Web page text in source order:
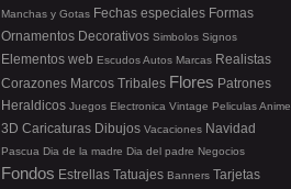
Manchas y Gotas Fechas especiales Formas
Ornamentos Decorativos Simbolos Signos
Elementos web EscudosAutos Marcas Realistas
Corazones Marcos Tribales Flores Patrones
Heraldicos Juegos Electronica Vintage PeliculasAnime
3D Caricaturas Dibujos Vacaciones Navidad
Pascua Dia de la madre Dia del padre Negocios
Fondos Estrellas Tatuajes Banners Tarjetas